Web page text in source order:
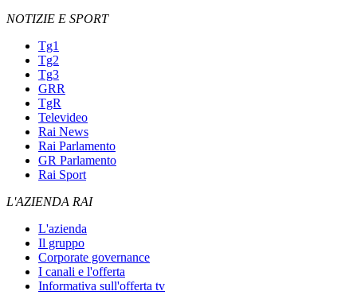
NOTIZIE E SPORT
Tg1
Tg2
Tg3
GRR
TgR
Televideo
Rai News
Rai Parlamento
GR Parlamento
Rai Sport
L'AZIENDA RAI
L'azienda
Il gruppo
Corporate governance
I canali e l'offerta
Informativa sull'offerta tv